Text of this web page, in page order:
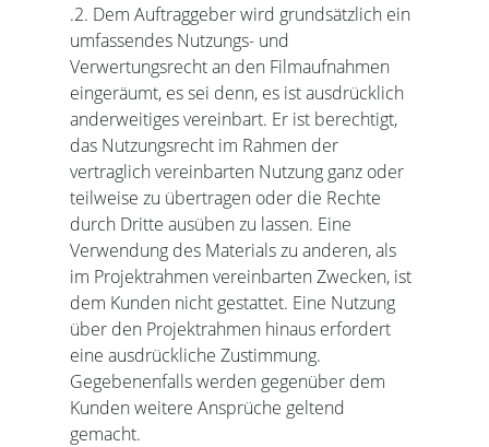
.2. Dem Auftraggeber wird grundsätzlich ein
umfassendes Nutzungs- und
Verwertungsrecht an den Filmaufnahmen
eingeräumt, es sei denn, es ist ausdrücklich
anderweitiges vereinbart. Er ist berechtigt,
das Nutzungsrecht im Rahmen der
vertraglich vereinbarten Nutzung ganz oder
teilweise zu übertragen oder die Rechte
durch Dritte ausüben zu lassen. Eine
Verwendung des Materials zu anderen, als
im Projektrahmen vereinbarten Zwecken, ist
dem Kunden nicht gestattet. Eine Nutzung
über den Projektrahmen hinaus erfordert
eine ausdrückliche Zustimmung.
Gegebenenfalls werden gegenüber dem
Kunden weitere Ansprüche geltend
gemacht.